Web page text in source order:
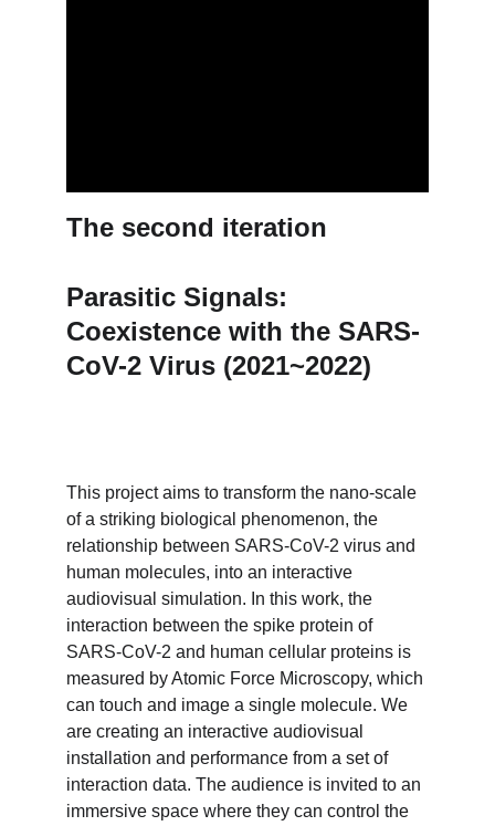
The second iteration
Parasitic Signals:
Coexistence with the SARS-
CoV-2 Virus (2021~2022)
This project aims to transform the nano-scale
of a striking biological phenomenon, the
relationship between SARS-CoV-2 virus and
human molecules, into an interactive
audiovisual simulation. In this work, the
interaction between the spike protein of
SARS-CoV-2 and human cellular proteins is
measured by Atomic Force Microscopy, which
can touch and image a single molecule. We
are creating an interactive audiovisual
installation and performance from a set of
interaction data. The audience is invited to an
immersive space where they can control the